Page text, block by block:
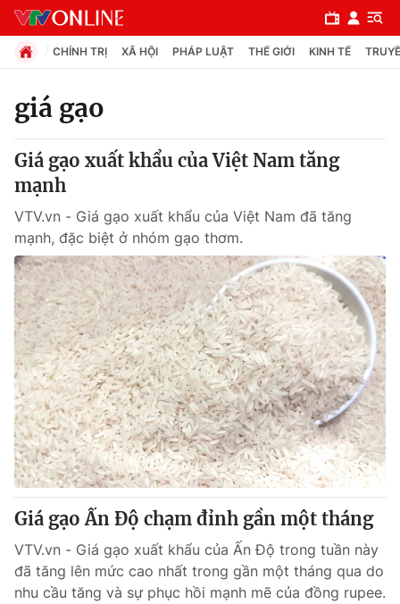
Chuyên mục
Chính trị
Xã hội
Pháp luật
Y tế
Thế giới
Tin tức
Thế giới đó đây
Câu chuyện quốc tế
Kinh tế
Tài chính
Thị trường
Góc doanh nghiệp
Dữ liệu và đời sống
Truyền hình
Phim VTV
Giải trí
CHÍNH TRỊ XÃ HỘI PHÁP LUẬT THẾ GIỚI KINH TẾ
giá gạo
Giá gạo xuất khẩu của Việt Nam tăng
mạnh
VTV.vn - Giá gạo xuất khẩu của Việt Nam đã tăng
mạnh, đặc biệt ở nhóm gạo thơm.
Giá gạo Ấn Độ chạm đỉnh gần một tháng
VTV.vn - Giá gạo xuất khẩu của Ấn Độ trong tuần này
đã tăng lên mức cao nhất trong gần một tháng qua do
nhu cầu tăng và sự phục hồi mạnh mẽ của đồng rupee.